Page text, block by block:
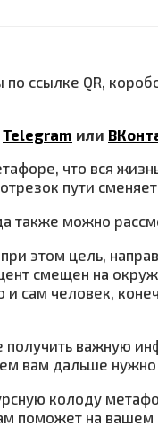
ссылке QR,
Telegram или
что вся
пути
можно
этом цель,
смещен на
сам человек,
важную
вам дальше нужно
колоду
поможет на вашем